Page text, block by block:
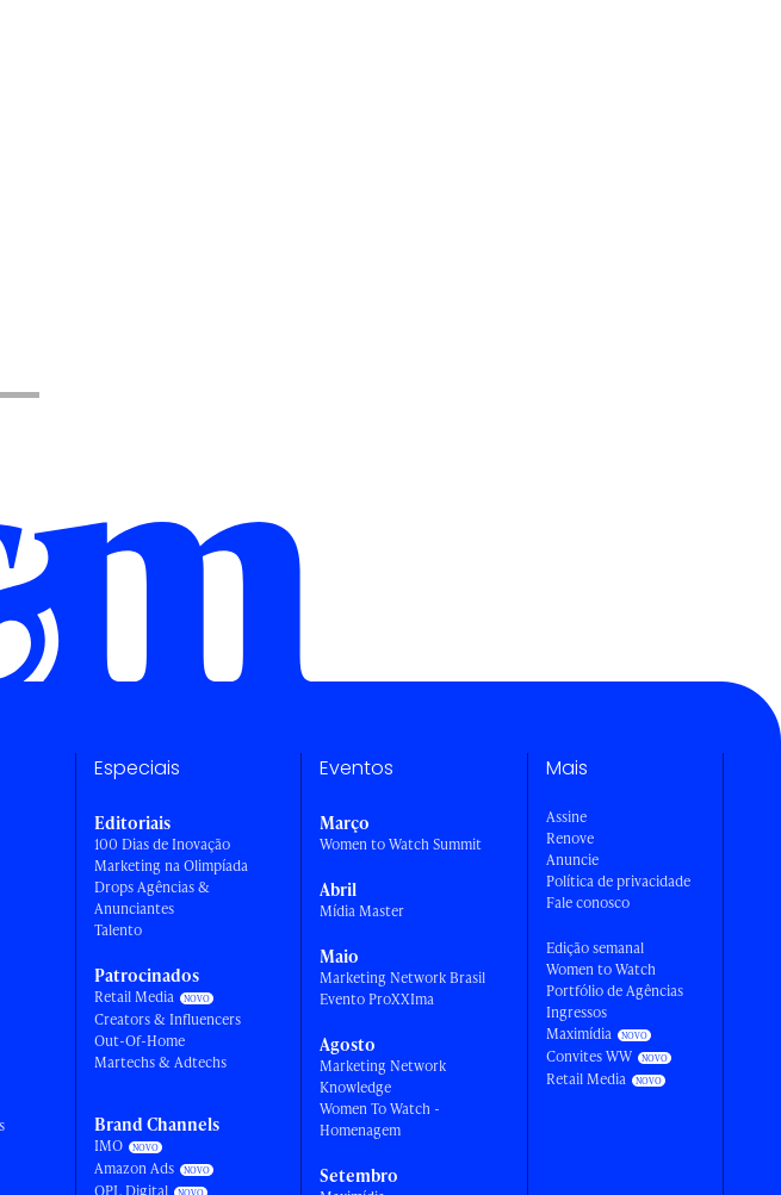
Especiais
Editoriais
100 Dias de Inovação
Marketing na Olimpíada
Drops Agências &
Anunciantes
Talento
Patrocinados
Retail Media
Creators & Influencers
Out-Of-Home
Martechs & Adtechs
Brand Channels
IMO
Amazon Ads
OPL Digital
Eventos
Março
Women to Watch Summit
Abril
Mídia Master
Maio
Marketing Network Brasil
Evento ProXXIma
Agosto
Marketing Network
Knowledge
Women To Watch -
Homenagem
Setembro
Mais
Assine
Renove
Anuncie
Política de privacidade
Fale conosco
Edição semanal
Women to Watch
Portfólio de Agências
Ingressos
Maximídia
Convites WW
Retail Media